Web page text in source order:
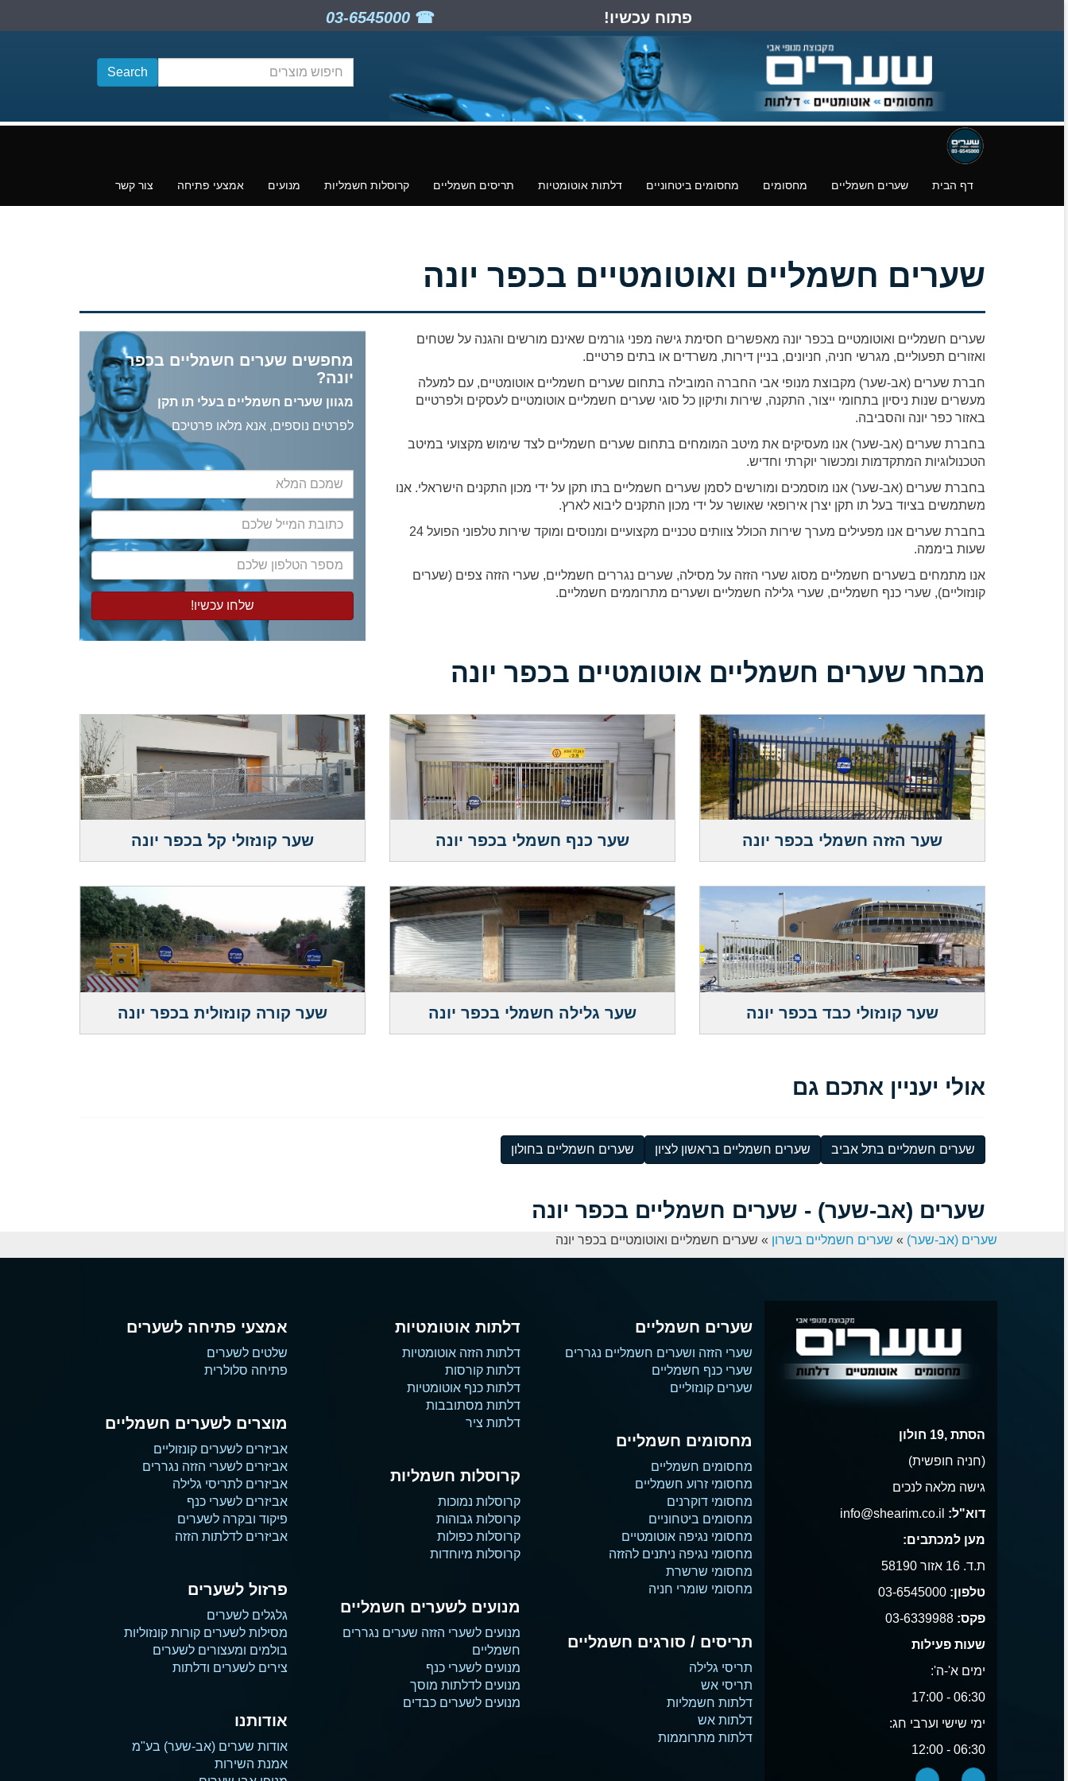
פתוח עכשיו!
חיפוש
תוכן
דף הבית שערים חשמליים מחסומים מחסומים ביטחוניים דלתות אוטומטיות תריסים חשמליים קרוסלות חשמליות מנועים אמצעי פתיחה צור קשר
שערים חשמליים ואוטומטיים בכפר יונה
שערים חשמליים ואוטומטיים בכפר יונה מאפשרים חסימת גישה מפני גורמים שאינם מורשים והגנה על שטחים
ואזורים תפעוליים, מגרשי חניה, חניונים, בניין דירות, משרדים או בתים פרטיים.
חברת שערים (אב-שער) מקבוצת מנופי אבי החברה המובילה בתחום שערים חשמליים אוטומטיים, עם למעלה
מעשרים שנות ניסיון בתחומי ייצור, התקנה, שירות ותיקון כל סוגי שערים חשמליים אוטומטיים לעסקים ולפרטיים
באזור כפר יונה והסביבה.
בחברת שערים (אב-שער) אנו מעסיקים את מיטב המומחים בתחום שערים חשמליים לצד שימוש מקצועי במיטב
הטכנולוגיות המתקדמות ומכשור יוקרתי וחדיש.
בחברת שערים (אב-שער) אנו מוסמכים ומורשים לסמן שערים חשמליים בתו תקן על ידי מכון התקנים הישראלי. אנו
משתמשים בציוד בעל תו תקן יצרן אירופאי שאושר על ידי מכון התקנים ליבוא לארץ.
בחברת שערים אנו מפעילים מערך שירות הכולל צוותים טכניים מקצועיים ומנוסים ומוקד שירות טלפוני הפועל 24
שעות ביממה.
אנו מתמחים בשערים חשמליים מסוג שערי הזזה על מסילה, שערים נגררים חשמליים, שערי הזזה צפים (שערים
קונזוליים), שערי כנף חשמליים, שערי גלילה חשמליים ושערים מתרוממים חשמליים.
מחפשים שערים חשמליים בכפר
יונה?
מגוון שערים חשמליים בעלי תו תקן
לפרטים נוספים, אנא מלאו פרטיכם
שמכם
המלא
כתובת
המייל
שלכם
מספר
הטלפון
שלכם
מבחר שערים חשמליים אוטומטיים בכפר יונה
שער הזזה חשמלי בכפר יונה שער כנף חשמלי בכפר יונה שער קונזולי קל בכפר יונה
שער קונזולי כבד בכפר יונה שער גלילה חשמלי בכפר יונה שער קורה קונזולית בכפר יונה
אולי יעניין אתכם גם
שערים חשמליים בתל אביב שערים חשמליים בראשון לציון שערים חשמליים בחולון
שערים (אב-שער) - שערים חשמליים בכפר יונה
שערים (אב-שער) » שערים חשמליים בשרון » שערים חשמליים ואוטומטיים בכפר יונה
הסתת ,19 חולון
(חניה חופשית)
גישה מלאה לנכים
דוא"ל:
מען למכתבים:
ת.ד. 16 אזור 58190
טלפון: 03-6545000
פקס: 03-6339988
שעות פעילות
ימים א'-ה':
06:30 - 17:00
ימי שישי וערבי חג:
06:30 - 12:00
שערים חשמליים
שערי הזזה ושערים חשמליים נגררים
שערי כנף חשמליים
שערים קונזוליים
מחסומים חשמליים
מחסומים חשמליים
מחסומי זרוע חשמליים
מחסומי דוקרנים
מחסומים ביטחוניים
מחסומי נגיפה אוטומטיים
מחסומי נגיפה ניתנים להזזה
מחסומי שרשרת
מחסומי שומרי חניה
תריסים / סורגים חשמליים
תריסי גלילה
תריסי אש
דלתות חשמליות
דלתות אש
דלתות מתרוממות
דלתות אוטומטיות
דלתות הזזה אוטומטיות
דלתות קורסות
דלתות כנף אוטומטיות
דלתות מסתובבות
דלתות ציר
קרוסלות חשמליות
קרוסלות נמוכות
קרוסלות גבוהות
קרוסלות כפולות
קרוסלות מיוחדות
מנועים לשערים חשמליים
מנועים לשערי הזזה שערים נגררים
חשמליים
מנועים לשערי כנף
מנועים לדלתות מוסך
מנועים לשערים כבדים
אמצעי פתיחה לשערים
שלטים לשערים
פתיחה סלולרית
מוצרים לשערים חשמליים
אביזרים לשערים קונזוליים
אביזרים לשערי הזזה נגררים
אביזרים לתריסי גלילה
אביזרים לשערי כנף
פיקוד ובקרה לשערים
אביזרים לדלתות הזזה
פרזול לשערים
גלגלים לשערים
מסילות לשערים קורות קונזוליות
בולמים ומעצורים לשערים
צירים לשערים ודלתות
אודותנו
אודות שערים (אב-שער) בע"מ
אמנת השירות